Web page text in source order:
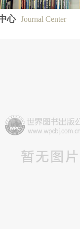
心 Journal Center